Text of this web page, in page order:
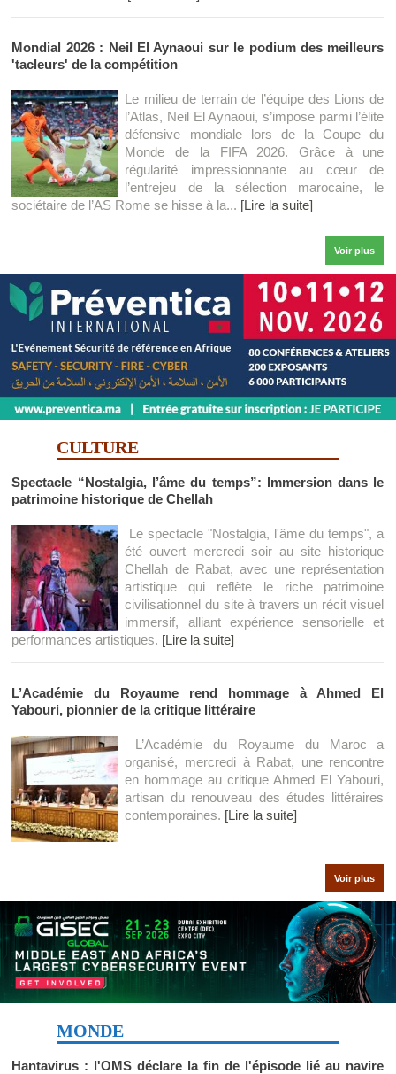
Mondial 2026 : Neil El Aynaoui sur le podium des meilleurs
'tacleurs' de la compétition
Le milieu de terrain de l’équipe des Lions de
l’Atlas, Neil El Aynaoui, s’impose parmi l’élite
défensive mondiale lors de la Coupe du
Monde de la FIFA 2026. Grâce à une
régularité impressionnante au cœur de
l’entrejeu de la sélection marocaine, le
sociétaire de l’AS Rome se hisse à la... [Lire la suite]
Voir plus
CULTURE
Spectacle “Nostalgia, l’âme du temps”: Immersion dans le
patrimoine historique de Chellah
Le spectacle "Nostalgia, l'âme du temps", a
été ouvert mercredi soir au site historique
Chellah de Rabat, avec une représentation
artistique qui reflète le riche patrimoine
civilisationnel du site à travers un récit visuel
immersif, alliant expérience sensorielle et
performances artistiques. [Lire la suite]
L’Académie du Royaume rend hommage à Ahmed El
Yabouri, pionnier de la critique littéraire
L’Académie du Royaume du Maroc a
organisé, mercredi à Rabat, une rencontre
en hommage au critique Ahmed El Yabouri,
artisan du renouveau des études littéraires
contemporaines. [Lire la suite]
Voir plus
MONDE
Hantavirus : l'OMS déclare la fin de l'épisode lié au navire